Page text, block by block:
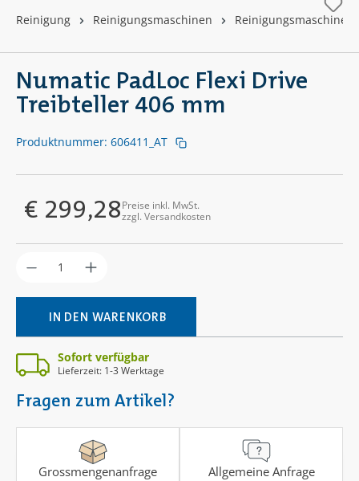
Reinigung Reinigungsmaschinen Reinigungsmaschinen
Numatic PadLoc Flexi Drive
Treibteller 406 mm
Regulärer Preis:
€ 299,28Preise inkl. MwSt.
zzgl. Versandkosten
Produkt Anzahl: Gib den gewünschten
IN DEN WARENKORB
Sofort verfügbar
Lieferzeit: 1-3 Werktage
Produktnummer: 606411_AT
Fragen zum Artikel?
Grossmengenanfrage Allgemeine Anfrage